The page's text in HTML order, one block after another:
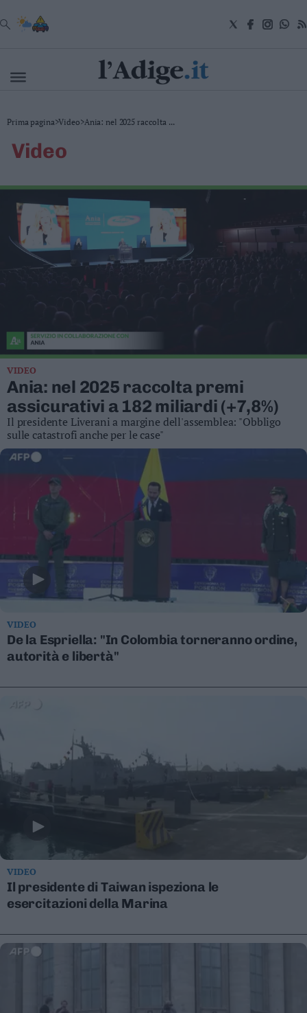
VAI
Attualità
Economia
Spettacoli
Salute
e
Benessere
Montagna
Tecnologia
Sport
Wire
Territori
Trento
Rovereto
Pergine
Riva
–
Arco
Ledro
Rotaliana
Valle
Valsugana
–
Primiero
Non
Fassa
–
–
Südtirol
Dolomiti
Leggi/Abbonati
Prima pagina>Video>Ania: nel 2025 raccolta ...
video
VIDEO
Ania: nel 2025 raccolta premi
assicurativi a 182 miliardi (+7,8%)
Il presidente Liverani a margine dell'assemblea: "Obbligo
sulle catastrofi anche per le case"
VIDEO
De la Espriella: "In Colombia torneranno ordine,
autorità e libertà"
VIDEO
Il presidente di Taiwan ispeziona le
esercitazioni della Marina